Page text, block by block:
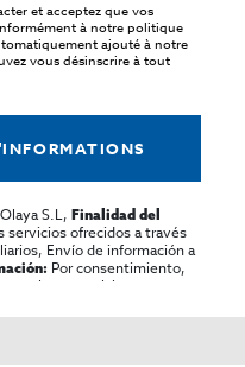
et acceptez que vos
à notrepolitique
ajouté à notre
vous désinscrire à tout
S.L,Finalidad del
servicios ofrecidos a través
Envío de información a
Por consentimiento,
salvo para elaborar
la portabilidad de los